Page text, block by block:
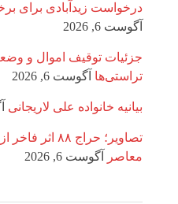
درخواست زیدآبادی برای
آگوست 6, 2026
جزئیات توقیف اموال و
تراستی‌ها آگوست 6, 2026
بیانیه خانواده علی لاریجانی
تصاویر؛ حراج
معاصر
آگوست 6, 2026